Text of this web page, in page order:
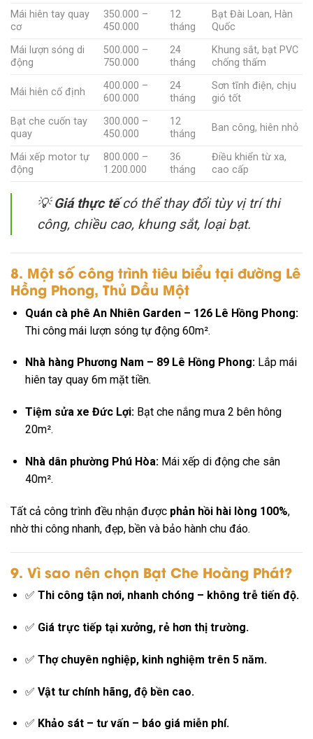
Mái hiên tay quay
cơ
350.000 –
450.000
12
tháng
Bạt Đài Loan, Hàn
Quốc
Mái lượn sóng di
động
500.000 –
750.000
24
tháng
Khung sắt, bạt PVC
chống thấm
Mái hiên cố định
400.000 –
600.000
24
tháng
Sơn tĩnh điện, chịu
gió tốt
Bạt che cuốn tay
quay
300.000 –
450.000
12
tháng
Ban công, hiên nhỏ
Mái xếp motor tự
động
800.000 –
1.200.000
36
tháng
Điều khiển từ xa,
cao cấp
💡Giá thực tếcó thể thay đổi tùy vị trí thi
công, chiều cao, khung sắt, loại bạt.
8. Một số công trình tiêu biểu tại đường Lê
Hồng Phong, Thủ Dầu Một
Quán cà phê An Nhiên Garden – 126 Lê Hồng Phong:
Thi công mái lượn sóng tự động 60m².
Nhà hàng Phương Nam – 89 Lê Hồng Phong:Lắp mái
hiên tay quay 6m mặt tiền.
Tiệm sửa xe Đức Lợi:Bạt che nắng mưa 2 bên hông
20m².
Nhà dân phường Phú Hòa:Mái xếp di động che sân
40m².
Tất cả công trình đều nhận được phản hồi hài lòng 100%,
nhờ thi công nhanh, đẹp, bền và bảo hành chu đáo.
9. Vì sao nên chọn Bạt Che Hoàng Phát?
✅ Thi công tận nơi, nhanh chóng – không trễ tiến độ.
✅ Giá trực tiếp tại xưởng, rẻ hơn thị trường.
✅ Thợ chuyên nghiệp, kinh nghiệm trên 5 năm.
✅ Vật tư chính hãng, độ bền cao.
✅ Khảo sát – tư vấn – báo giá miễn phí.